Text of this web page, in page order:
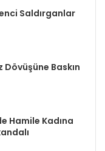
Saldırganlar
Dövüşüne Baskın
Hamile Kadına